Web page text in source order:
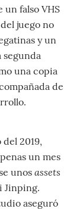
falso VHS
juego no
y un
una copia
de
2019,
un mes
unos assets
Jinping.
aseguró